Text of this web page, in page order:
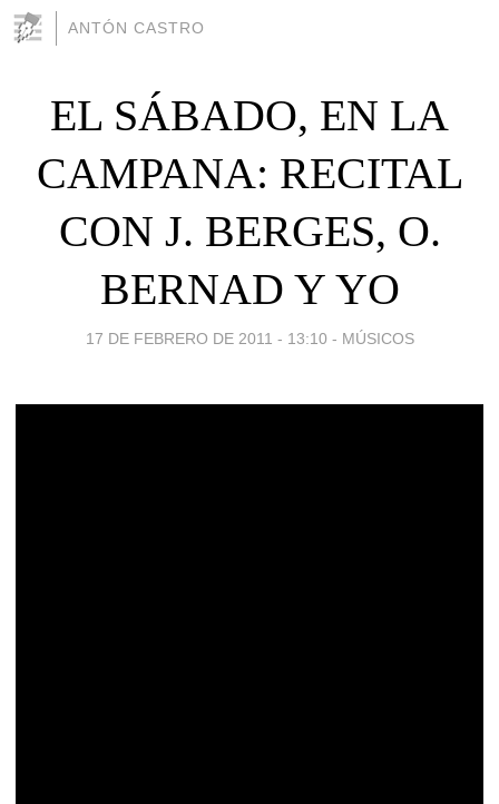
ANTÓN CASTRO
EL SÁBADO, EN LA
CAMPANA: RECITAL
CON J. BERGES, O.
BERNAD Y YO
17 DE FEBRERO DE 2011 - 13:10 - MÚSICOS